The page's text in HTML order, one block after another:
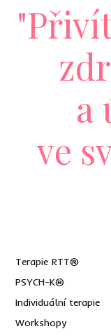
a
ve
Terapie RTT®
PSYCH-K®
Individuální terapie
Workshopy